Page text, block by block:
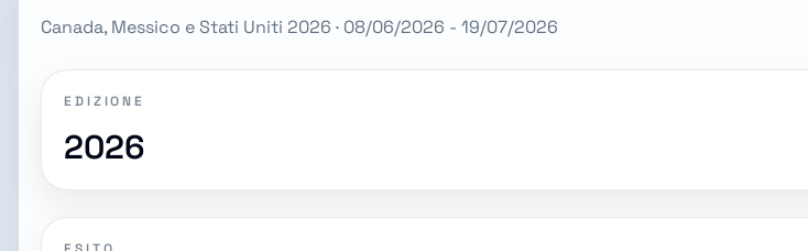
Canada, Messico e Stati Uniti 2026 · 08/06/2026 - 19/07/2026
EDIZIONE
2026